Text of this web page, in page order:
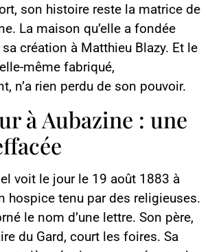
son histoire reste la matrice de
La maison qu’elle a fondée
création à Matthieu Blazy. Et le
même fabriqué,
n’a rien perdu de son pouvoir.
à Aubazine : une
voit le jour le 19 août 1883 à
hospice tenu par des religieuses.
le nom d’une lettre. Son père,
du Gard, court les foires. Sa